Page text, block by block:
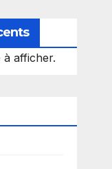
afficher.